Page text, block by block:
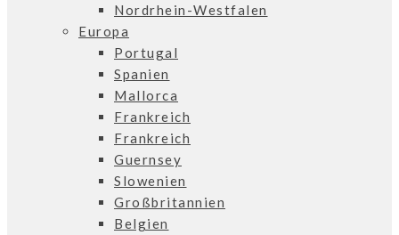
Nordrhein-Westfalen
Europa
Portugal
Spanien
Mallorca
Frankreich
Frankreich
Guernsey
Slowenien
Großbritannien
Belgien